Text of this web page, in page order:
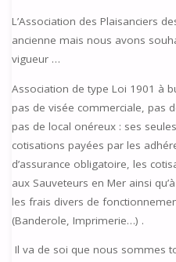
L’Association des Plaisanciers
ancienne mais nous avons
vigueur …
Association de type Loi 1901 à
pas de visée commerciale, pas
pas de local onéreux : ses
cotisations payées par les
d’assurance obligatoire, les
aux Sauveteurs en Mer ainsi
les frais divers de
(Banderole, Imprimerie…) .
Il va de soi que nous sommes